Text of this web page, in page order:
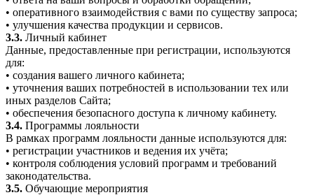
• оперативного взаимодействия с вами по существу запроса;
• улучшения качества продукции и сервисов.
3.3. Личный кабинет
Данные, предоставленные при регистрации, используются
для:
• создания вашего личного кабинета;
• уточнения ваших потребностей в использовании тех или
иных разделов Сайта;
• обеспечения безопасного доступа к личному кабинету.
3.4. Программы лояльности
В рамках программ лояльности данные используются для:
• регистрации участников и ведения их учёта;
• контроля соблюдения условий программ и требований
законодательства.
3.5. Обучающие мероприятия